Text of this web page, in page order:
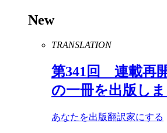
New
TRANSLATION
第341 回 連載再
の一冊を出版し
あなたを出版翻訳家にする